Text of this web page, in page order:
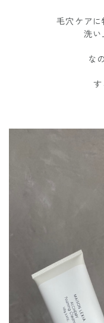
毛穴ケアに
洗い
な
す